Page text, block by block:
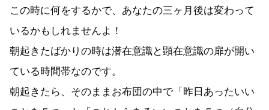
この時に何をするかで、あなたの三ヶ月後は変わって
いるかもしれませんよ！
朝起きたばかりの時は潜在意識と顕在意識の扉が開い
ている時間帯なのです。
朝起きたら、そのままお布団の中で「昨日あったいい